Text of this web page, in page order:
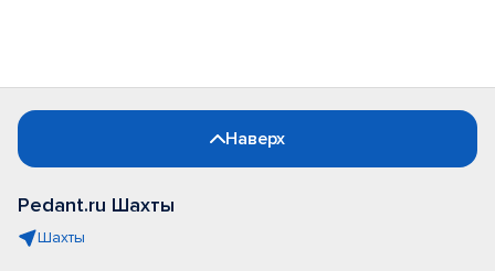
Наверх
Pedant.ru Шахты
Шахты